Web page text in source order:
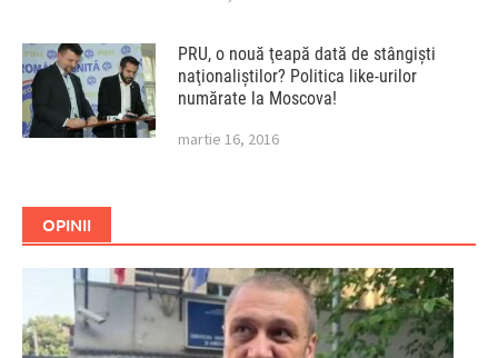
PRU, o nouă ţeapă dată de stângişti
naţionaliştilor? Politica like-urilor
numărate la Moscova!
martie 16, 2016
OPINII